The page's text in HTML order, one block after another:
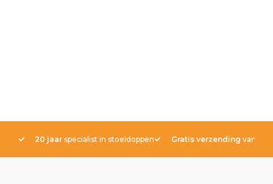
20 jaar specialist in stoeldoppen Gratis verzending vanaf €